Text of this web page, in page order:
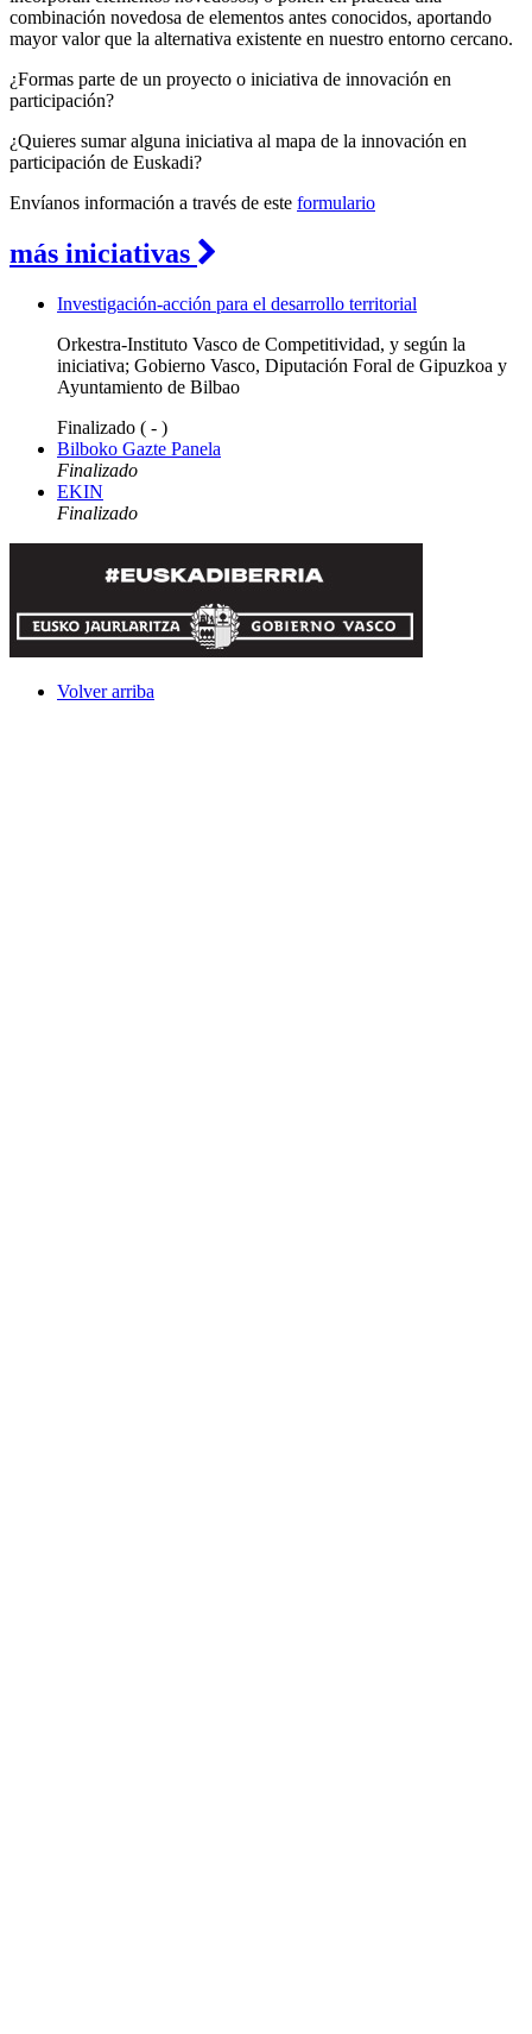
combinación novedosa de elementos antes conocidos, aportando
mayor valor que la alternativa existente en nuestro entorno cercano.
¿Formas parte de un proyecto o iniciativa de innovación en
participación?
¿Quieres sumar alguna iniciativa al mapa de la innovación en
participación de Euskadi?
Envíanos información a través de este formulario
más iniciativas
Investigación-acción para el desarrollo territorial
Orkestra-Instituto Vasco de Competitividad, y según la
iniciativa; Gobierno Vasco, Diputación Foral de Gipuzkoa y
Ayuntamiento de Bilbao
Finalizado ( - )
Bilboko Gazte Panela
Finalizado
EKIN
Finalizado
Volver arriba